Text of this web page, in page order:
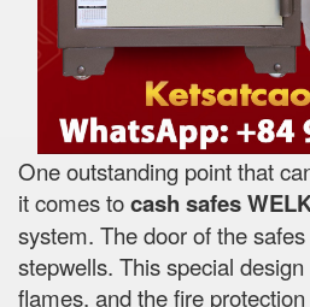
One outstanding point that
it comes tocash safes
system. The door of the
stepwells. This special
flames, and the fire